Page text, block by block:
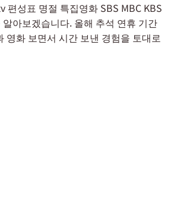
편성표 명절 특집영화 SBS MBC KBS
아보겠습니다. 올해 추석 연휴 기간
영화 보면서 시간 보낸 경험을 토대로